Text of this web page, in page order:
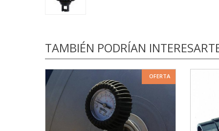
TAMBIÉN PODRÍAN
OFERTA